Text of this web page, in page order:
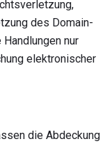
des Domain-
nur
elektronischer
die Abdeckung